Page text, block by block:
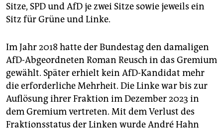
Sitze, SPD und AfD je zwei Sitze sowie jeweils ein
Sitz für Grüne und Linke.
Im Jahr 2018 hatte der Bundestag den damaligen
AfD-Abgeordneten Roman Reusch in das Gremium
gewählt. Später erhielt kein AfD-Kandidat mehr
die erforderliche Mehrheit. Die Linke war bis zur
Auflösung ihrer Fraktion im Dezember 2023 in
dem Gremium vertreten. Mit dem Verlust des
Fraktionsstatus der Linken wurde André Hahn